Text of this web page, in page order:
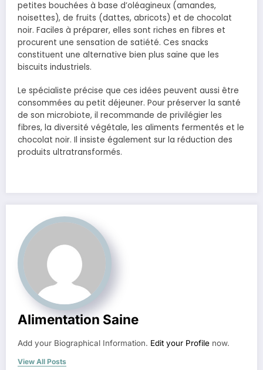
petites bouchées à base d’oléagineux (amandes,
noisettes), de fruits (dattes, abricots) et de chocolat
noir. Faciles à préparer, elles sont riches en fibres et
procurent une sensation de satiété. Ces snacks
constituent une alternative bien plus saine que les
biscuits industriels.
Le spécialiste précise que ces idées peuvent aussi être
consommées au petit déjeuner. Pour préserver la santé
de son microbiote, il recommande de privilégier les
fibres, la diversité végétale, les aliments fermentés et le
chocolat noir. Il insiste également sur la réduction des
produits ultratransformés.
Alimentation Saine
Add your Biographical Information. Edit your Profile now.
View All Posts